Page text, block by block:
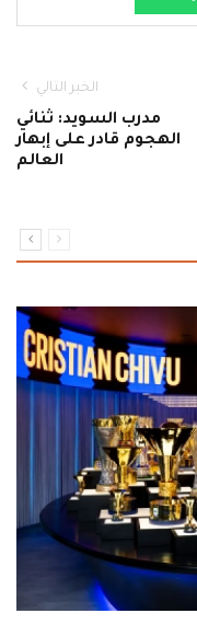
الخبر التالي
مدرب السويد: ثنائي
الهجوم قادر على إبهار
العالم